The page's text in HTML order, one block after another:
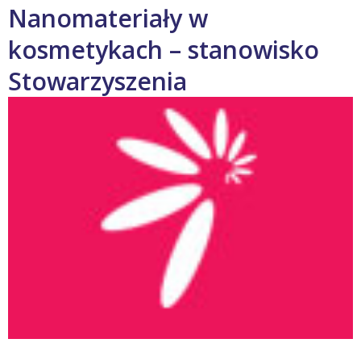
Nanomateriały w
kosmetykach – stanowisko
Stowarzyszenia